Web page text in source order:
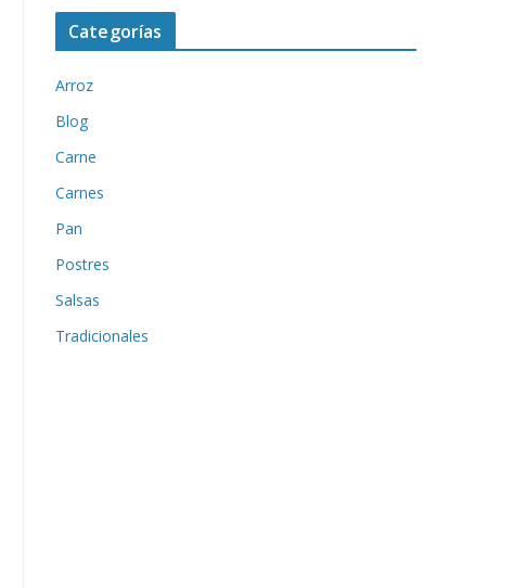
Categorías
Arroz
Blog
Carne
Carnes
Pan
Postres
Salsas
Tradicionales